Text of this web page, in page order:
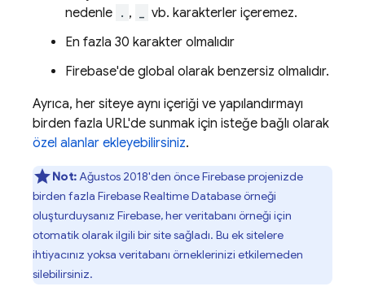
nedenle . ,
vb. karakterler içeremez.
En fazla 30 karakter olmalıdır
Firebase'de global olarak benzersiz olmalıdır.
Ayrıca, her siteye aynı içeriği ve yapılandırmayı
birden fazla URL'de sunmak için isteğe bağlı olarak
özel alanlar ekleyebilirsiniz.
Not:Ağustos 2018'den önce Firebase projenizde
birden fazla Firebase Realtime Databaseörneği
oluşturduysanız Firebase, her veritabanı örneği için
otomatik olarak ilgili bir site sağladı. Bu ek sitelere
ihtiyacınız yoksa veritabanı örneklerinizi etkilemeden
silebilirsiniz.